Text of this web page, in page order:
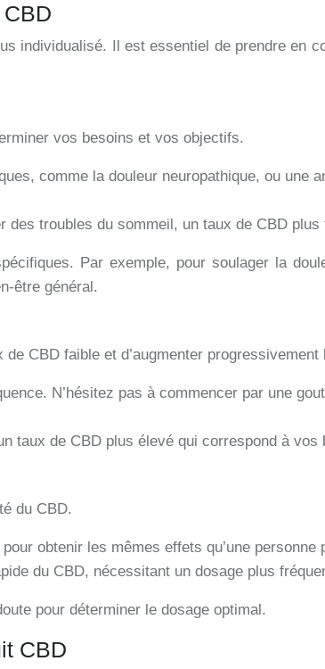
individualisé. Il est essentiel de prendre en
vos besoins et vos objectifs.
comme la douleur neuropathique, ou une
troubles du sommeil, un taux de CBD
Par exemple, pour soulager la
être général.
CBD faible et d’augmenter
N’hésitez pas à commencer par une
taux de CBD plus élevé qui correspond à vos
du CBD.
obtenir les mêmes effets qu’une personne
du CBD, nécessitant un dosage plus
pour déterminer le dosage optimal.
CBD